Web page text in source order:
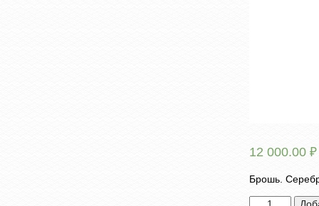
12 000.00 ₽
Брошь.
Количество